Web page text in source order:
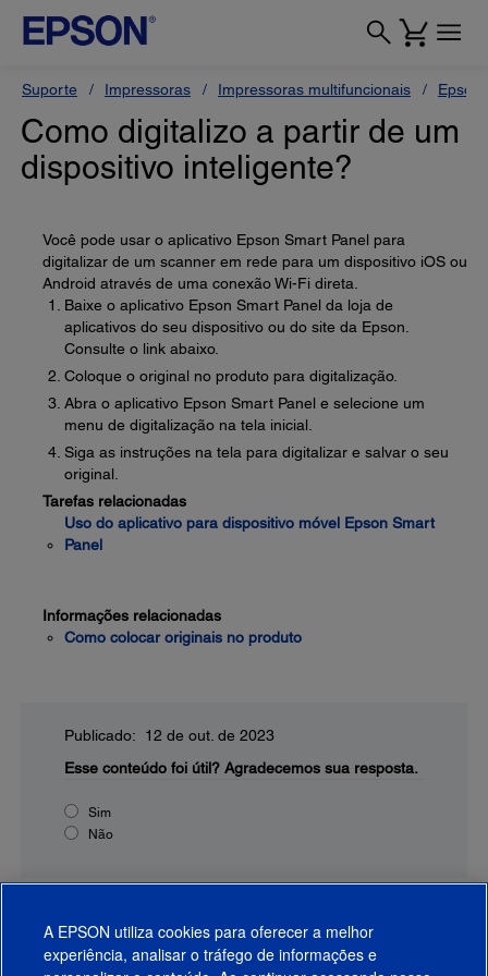
Suporte Impressoras Impressoras multifuncionais Epson
Como digitalizo a partir de um
dispositivo inteligente?
Você pode usar o aplicativo Epson Smart Panel para
digitalizar de um scanner em rede para um dispositivo iOS ou
Android através de uma conexão Wi-Fi direta.
Baixe o aplicativo Epson Smart Panel da loja de
aplicativos do seu dispositivo ou do site da Epson.
Consulte o link abaixo.
Coloque o original no produto para digitalização.
Abra o aplicativo Epson Smart Panel e selecione um
menu de digitalização na tela inicial.
Siga as instruções na tela para digitalizar e salvar o seu
original.
Tarefas relacionadas
Uso do aplicativo para dispositivo móvel Epson Smart
Panel
Informações relacionadas
Como colocar originais no produto
Publicado: 12 de out. de 2023
Esse conteúdo foi útil? Agradecemos sua resposta.
Sim
Não
A EPSON utiliza cookies para oferecer a melhor
experiência, analisar o tráfego de informações e